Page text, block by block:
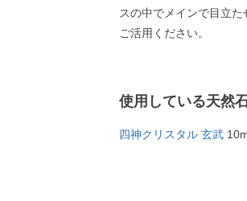
スの中でメインで目立
ご活用ください。
使用している天然
四神クリスタル 玄武